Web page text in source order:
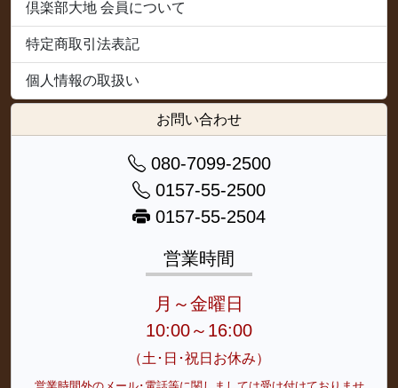
倶楽部大地 会員について
特定商取引法表記
個人情報の取扱い
お問い合わせ
080-7099-2500
0157-55-2500
0157-55-2504
営業時間
月～金曜日
10:00～16:00
（土･日･祝日お休み）